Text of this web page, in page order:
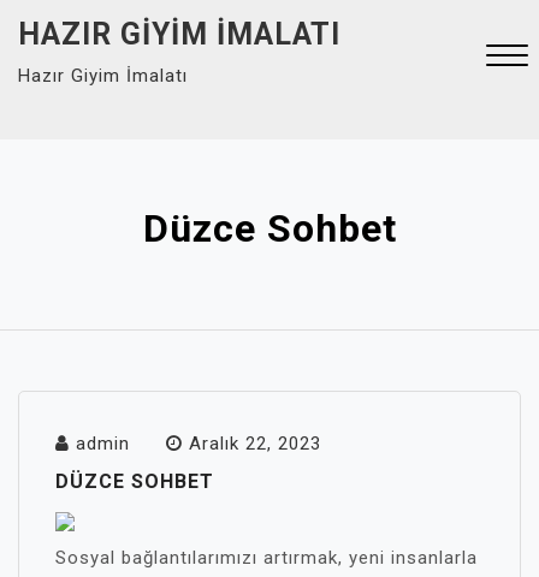
content
HAZIR GIYIM İMALATI
Hazır Giyim İmalatı
Düzce Sohbet
admin Aralık 22, 2023
DÜZCE SOHBET
Sosyal bağlantılarımızı artırmak, yeni insanlarla